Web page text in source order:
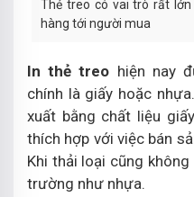
Thẻ treo có vai trò rất
hàng tới người mua
In thẻ treo hiện nay
chính là giấy hoặc
xuất bằng chất liệu
thích hợp với việc bán
Khi thải loại cũng
trường như nhựa.